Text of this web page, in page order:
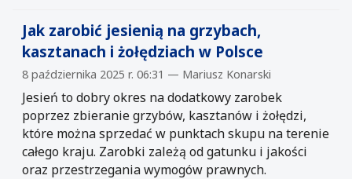
Jak zarobić jesienią na grzybach,
kasztanach i żołędziach w Polsce
8 października 2025 r. 06:31 — Mariusz Konarski
Jesień to dobry okres na dodatkowy zarobek
poprzez zbieranie grzybów, kasztanów i żołędzi,
które można sprzedać w punktach skupu na terenie
całego kraju. Zarobki zależą od gatunku i jakości
oraz przestrzegania wymogów prawnych.